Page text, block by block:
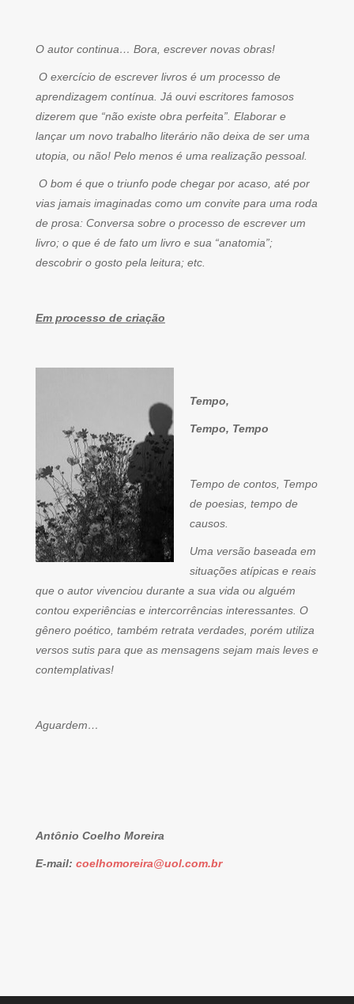
O autor continua… Bora, escrever novas obras!
O exercício de escrever livros é um processo de
aprendizagem contínua. Já ouvi escritores famosos
dizerem que “não existe obra perfeita”. Elaborar e
lançar um novo trabalho literário não deixa de ser uma
utopia, ou não! Pelo menos é uma realização pessoal.
O bom é que o triunfo pode chegar por acaso, até por
vias jamais imaginadas como um convite para uma roda
de prosa: Conversa sobre o processo de escrever um
livro; o que é de fato um livro e sua “anatomia”;
descobrir o gosto pela leitura; etc.
Em processo de criação
Tempo,
Tempo, Tempo
Tempo de contos, Tempo
de poesias, tempo de
causos.
Uma versão baseada em
situações atípicas e reais
que o autor vivenciou durante a sua vida ou alguém
contou experiências e intercorrências interessantes. O
gênero poético, também retrata verdades, porém utiliza
versos sutis para que as mensagens sejam mais leves e
contemplativas!
Aguardem…
Antônio Coelho Moreira
E-mail: coelhomoreira@uol.com.br